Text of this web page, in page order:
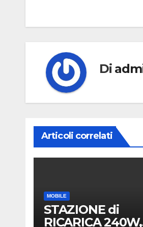
Di
Articoli correlati
MOBILE
STAZIONE di
RICARICA 240W,